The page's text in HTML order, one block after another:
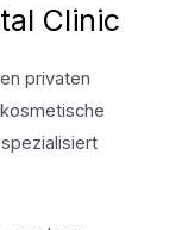
Clinic
privaten